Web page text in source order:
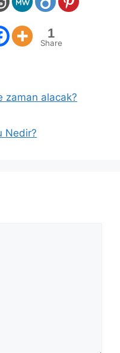
1
Share
zaman alacak?
Nedir?